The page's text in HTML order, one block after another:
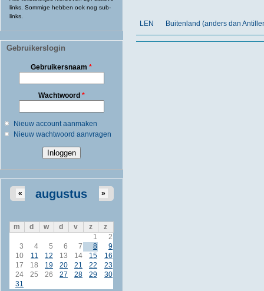
links. Sommige hebben ook nog sub-
links.
Gebruikerslogin
Gebruikersnaam*
Wachtwoord *
Nieuw account aanmaken
Nieuw wachtwoord aanvragen
augustus
« »
m d w d v z
z
1
2
3
4 5 6 7 8
9
10
11 12 13 14 15
16
17
18 19 20 21 22
23
24
25 26 27 28 29
30
31
LEN Buitenland (anders dan